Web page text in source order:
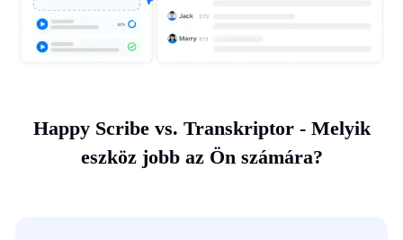
Happy Scribe vs. Transkriptor - Melyik
eszköz jobb az Ön számára?